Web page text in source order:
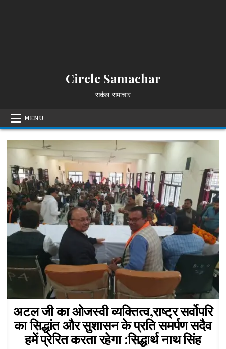
Circle Samachar
सर्कल समाचार
MENU
अटल जी का ओजस्वी व्यक्तित्व,राष्ट्र सर्वोपरि
का सिद्धांत और सुशासन के प्रति समर्पण सदैव
हमें प्रेरित करता रहेगा :सिद्धार्थ नाथ सिंह